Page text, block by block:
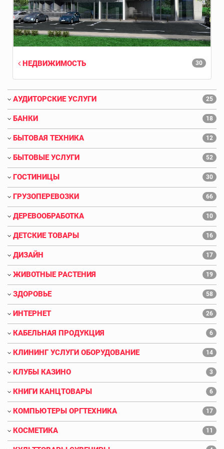
30
НЕДВИЖИМОСТЬ
АУДИТОРСКИЕ УСЛУГИ 25
БАНКИ 18
БЫТОВАЯ ТЕХНИКА 12
БЫТОВЫЕ УСЛУГИ 52
ГОСТИНИЦЫ 30
ГРУЗОПЕРЕВОЗКИ 66
ДЕРЕВООБРАБОТКА 10
ДЕТСКИЕ ТОВАРЫ 16
ДИЗАЙН 17
ЖИВОТНЫЕ РАСТЕНИЯ 19
ЗДОРОВЬЕ 58
ИНТЕРНЕТ 26
КАБЕЛЬНАЯ ПРОДУКЦИЯ 6
КЛИНИНГ УСЛУГИ ОБОРУДОВАНИЕ 14
КЛУБЫ КАЗИНО 3
КНИГИ КАНЦТОВАРЫ 6
КОМПЬЮТЕРЫ ОРГТЕХНИКА 17
КОСМЕТИКА 11